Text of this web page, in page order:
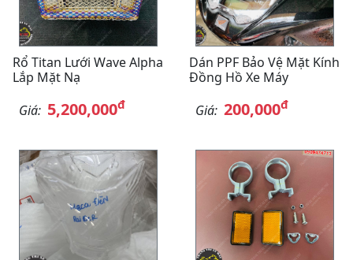
Rổ Titan Lưới Wave Alpha
Lắp Mặt Nạ
Giá: 5,200,000đ
Dán PPF Bảo Vệ Mặt Kính
Đồng Hồ Xe Máy
Giá: 200,000đ